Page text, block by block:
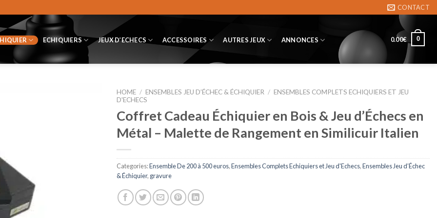
CONTACT
ECHIQUIERS JEUX D’ECHECS ACCESSOIRES AUTRES JEUX ANNONCES 0.00€ 0
HOME / ENSEMBLES JEU D’ÉCHEC & ÉCHIQUIER / ENSEMBLES COMPLETS ECHIQUIERS ET JEU
D'ECHECS
Coffret Cadeau Échiquier en Bois & Jeu d’Échecs en
Métal – Malette de Rangement en Similicuir Italien
Categories:Ensemble De 200 à 500 euros,Ensembles Complets Echiquiers et Jeu d'Echecs,Ensembles Jeu d’Échec
& Échiquier, gravure